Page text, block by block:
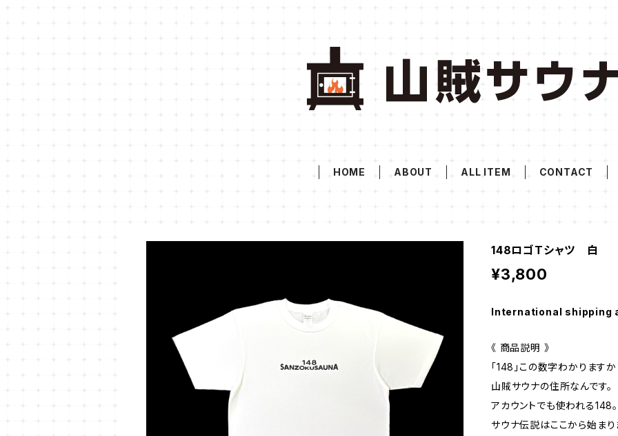
HOME ABOUT ALL ITEM CONTACT
148ロゴTシャツ 白
¥3,800
International shipping
《 商品説明 》
「148」この数字わかりますか
山賊サウナの住所なんです。
アカウントでも使われる148。
サウナ伝説はここから始まり